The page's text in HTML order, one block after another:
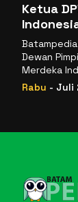
Ketua
sebagai
Nasional
Dewan
Merdeka
Wijaya,
Rabu - Juli